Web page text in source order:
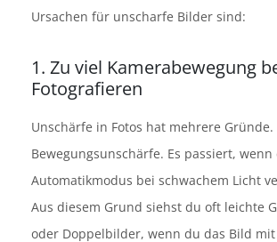
Ursachen für unscharfe Bilder sind:
1. Zu viel Kamerabewegung
Fotografieren
Unschärfe in Fotos hat mehrere
Bewegungsunschärfe. Es passiert,
Automatikmodus bei schwachem Licht
Aus diesem Grund siehst du oft leichte
oder Doppelbilder, wenn du das Bild mit